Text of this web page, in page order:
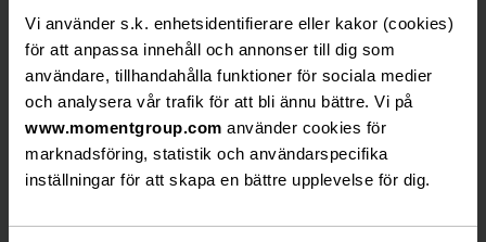
Vi använder s.k. enhetsidentifierare eller kakor (cookies)
för att anpassa innehåll och annonser till dig som
användare, tillhandahålla funktioner för sociala medier
och analysera vår trafik för att bli ännu bättre. Vi på
www.momentgroup.com använder cookies för
marknadsföring, statistik och användarspecifika
inställningar för att skapa en bättre upplevelse för dig.
faktiskt första gången jag själv sitter vid pianot
på scenen. Att Peter Jöback valt denna scen för
midsommarhelgen känns väldigt roligt och
speciellt,säger Nils-Petter Ankarblom.
Under den ljusa juninatten, med Höga Kustens
dramatiska landskap som kuliss, väntar en
låtarna står i centrum.